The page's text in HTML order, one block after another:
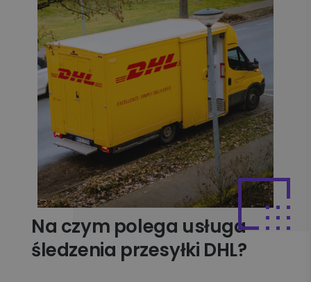
Na czym polega usługa
śledzenia przesyłki DHL?